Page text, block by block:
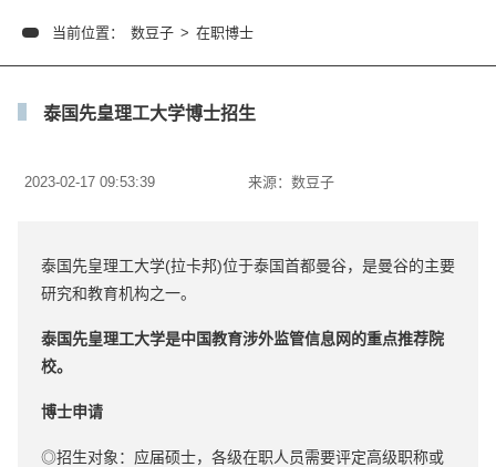
当前位置： 数豆子 > 在职博士
泰国先皇理工大学博士招生
2023-02-17 09:53:39 来源： 数豆子
泰国先皇理工大学(拉卡邦)位于泰国首都曼谷，是曼谷的主要
研究和教育机构之一。
泰国先皇理工大学是中国教育涉外监管信息网的重点推荐院
校。
博士申请
◎招生对象：应届硕士，各级在职人员需要评定高级职称或